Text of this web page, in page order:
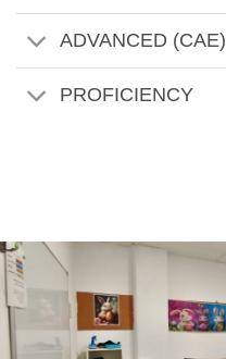
ADVANCED (CAE)
PROFICIENCY